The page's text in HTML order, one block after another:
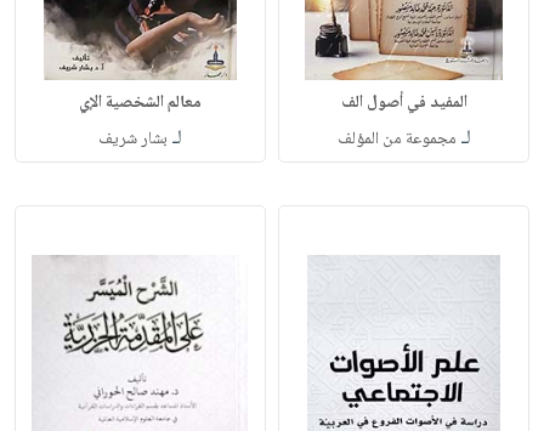
المفيد في أصول الف
لـ مجموعة من المؤلف
معالم الشخصية الإي
لـ بشار شريف